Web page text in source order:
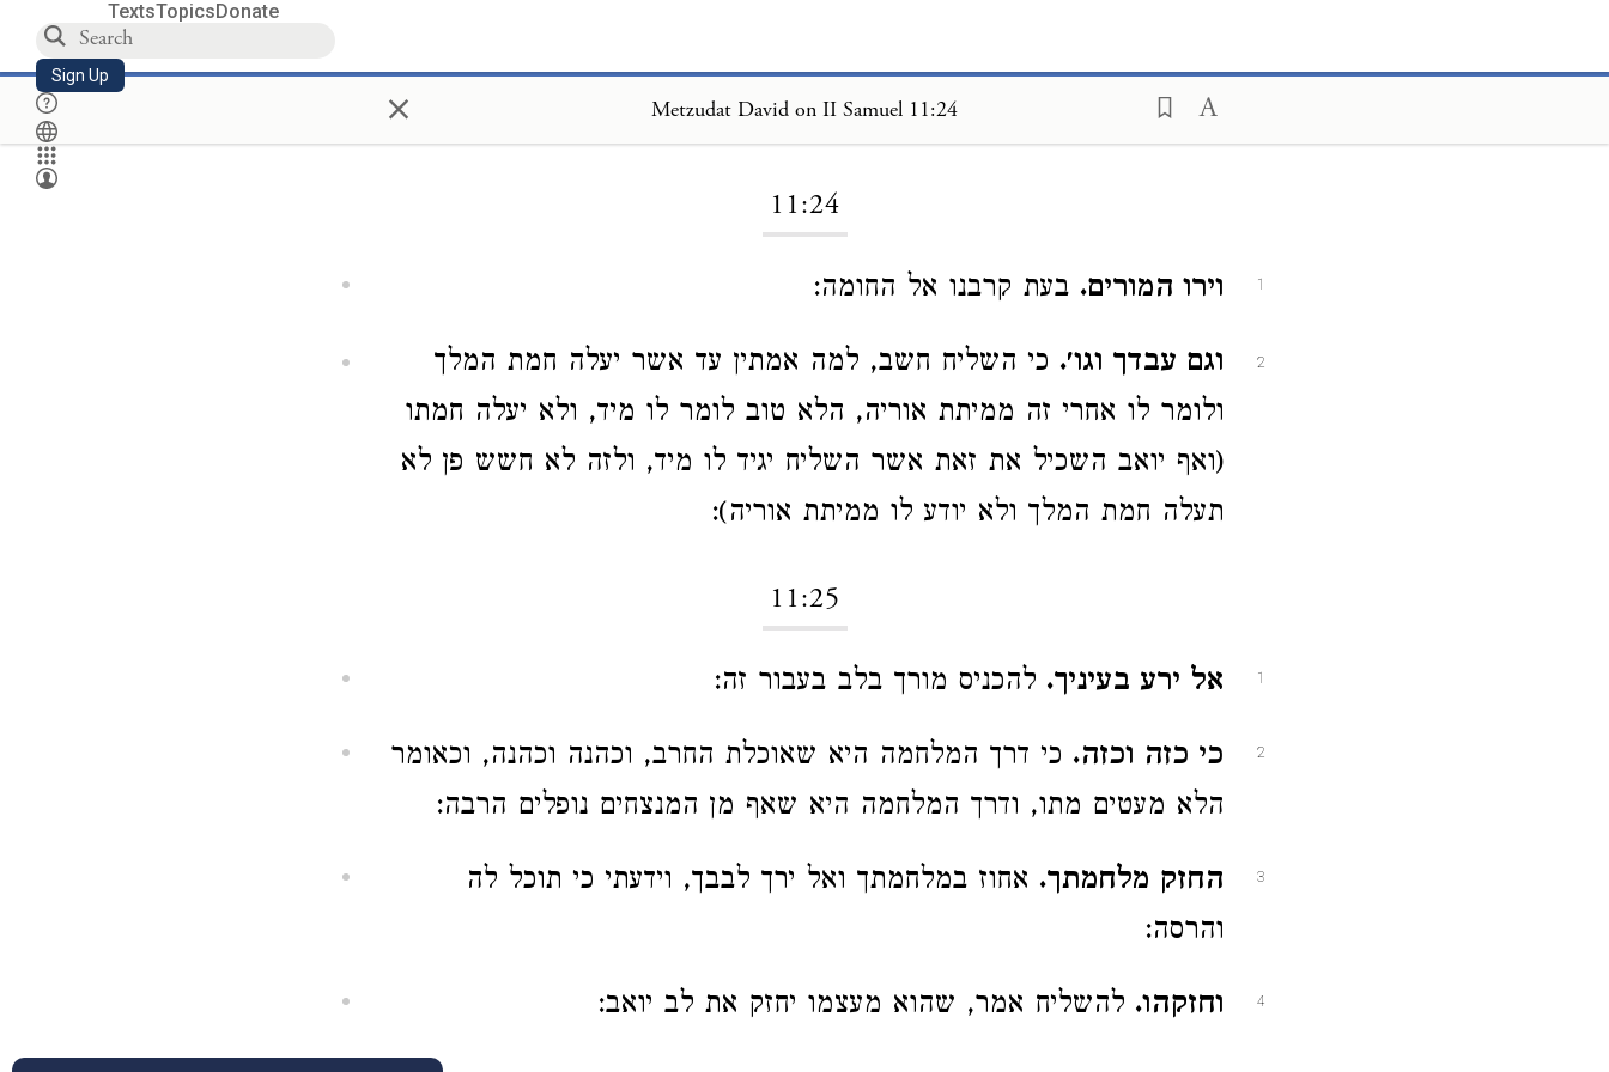
TextsTopicsDonate
Sign Up × Metzudat David on II Samuel 11:24
11:24
1 וירו המורים. בעת קרבנו אל החומה:
2 וגם עבדך וגו׳. כי השליח חשב, למה אמתין עד אשר יעלה חמת המלך
ולומר לו אחרי זה ממיתת אוריה, הלא טוב לומר לו מיד, ולא יעלה חמתו
(ואף יואב השכיל את זאת אשר השליח יגיד לו מיד, ולזה לא חשש פן לא
תעלה חמת המלך ולא יודע לו ממיתת אוריה):
11:25
1 אל ירע בעיניך. להכניס מורך בלב בעבור זה:
2 כי כזה וכזה. כי דרך המלחמה היא שאוכלת החרב, וכהנה וכהנה, וכאומר
הלא מעטים מתו, ודרך המלחמה היא שאף מן המנצחים נופלים הרבה:
3 החזק מלחמתך. אחוז במלחמתך ואל ירך לבבך, וידעתי כי תוכל לה
והרסה:
4 וחזקהו. להשליח אמר, שהוא מעצמו יחזק את לב יואב: